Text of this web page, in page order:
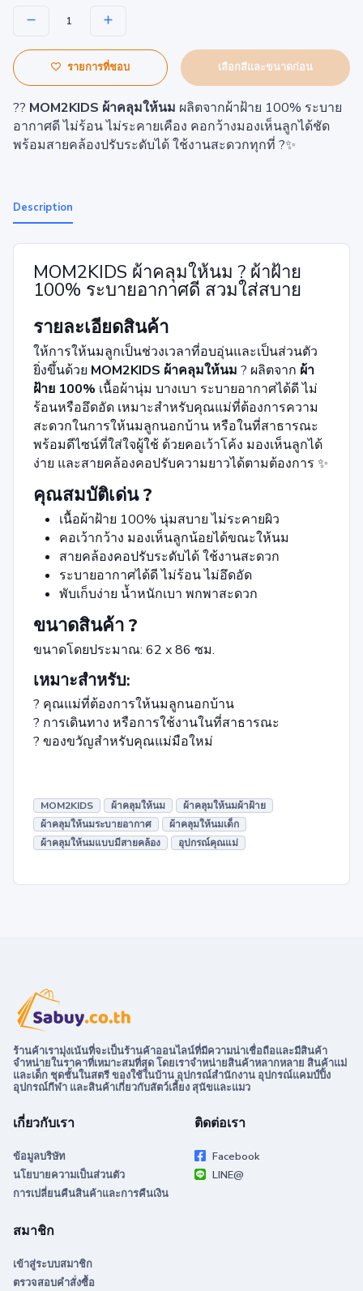
รายการที่ชอบ เลือกสีและขนาดก่อน
?? MOM2KIDS ผ้าคลุมให้นม ผลิตจากผ้าฝ้าย 100% ระบาย
อากาศดี ไม่ร้อน ไม่ระคายเคือง คอกว้างมองเห็นลูกได้ชัด
พร้อมสายคล้องปรับระดับได้ ใช้งานสะดวกทุกที่ ?✨
Description
MOM2KIDS ผ้าคลุมให้นม ? ผ้าฝ้าย
100% ระบายอากาศดี สวมใส่สบาย
รายละเอียดสินค้า
ให้การให้นมลูกเป็นช่วงเวลาที่อบอุ่นและเป็นส่วนตัว
ยิ่งขึ้นด้วย MOM2KIDS ผ้าคลุมให้นม ? ผลิตจาก ผ้า
ฝ้าย 100% เนื้อผ้านุ่ม บางเบา ระบายอากาศได้ดี ไม่
ร้อนหรืออึดอัด เหมาะสำหรับคุณแม่ที่ต้องการความ
สะดวกในการให้นมลูกนอกบ้าน หรือในที่สาธารณะ
พร้อมดีไซน์ที่ใส่ใจผู้ใช้ ด้วยคอเว้าโค้ง มองเห็นลูกได้
ง่าย และสายคล้องคอปรับความยาวได้ตามต้องการ ✨
คุณสมบัติเด่น ?
เนื้อผ้าฝ้าย 100% นุ่มสบาย ไม่ระคายผิว
คอเว้ากว้าง มองเห็นลูกน้อยได้ขณะให้นม
สายคล้องคอปรับระดับได้ ใช้งานสะดวก
ระบายอากาศได้ดี ไม่ร้อน ไม่อึดอัด
พับเก็บง่าย น้ำหนักเบา พกพาสะดวก
ขนาดสินค้า ?
ขนาดโดยประมาณ: 62 x 86 ซม.
เหมาะสำหรับ:
? คุณแม่ที่ต้องการให้นมลูกนอกบ้าน
? การเดินทาง หรือการใช้งานในที่สาธารณะ
? ของขวัญสำหรับคุณแม่มือใหม่
MOM2KIDS ผ้าคลุมให้นม
ผ้าคลุมให้นมผ้าฝ้าย
ผ้าคลุมให้นมระบายอากาศ
ผ้าคลุมให้นมเด็ก
ผ้าคลุมให้นมแบบมีสายคล้อง
อุปกรณ์คุณแม่
ร้านค้าเรามุ่งเน้นที่จะเป็นร้านค้าออนไลน์ที่มีความน่าเชื่อถือและมีสินค้า
จำหน่ายในราคาที่เหมาะสมที่สุด โดยเราจำหน่ายสินค้าหลากหลาย สินค้าแม่
และเด็ก ชุดชั้นในสตรี ของใช้ในบ้าน อุปกรณ์สำนักงาน อุปกรณ์แคมป์ปิ้ง
อุปกรณ์กีฬา และสินค้าเกี่ยวกับสัตว์เลี้ยง สุนัขและแมว
เกี่ยวกับเรา
ข้อมูลบริษัท
นโยบายความเป็นส่วนตัว
การเปลี่ยนคืนสินค้าและการคืนเงิน
ติดต่อเรา
Facebook
LINE@
สมาชิก
เข้าสู่ระบบสมาชิก
ตรวจสอบคำสั่งซื้อ